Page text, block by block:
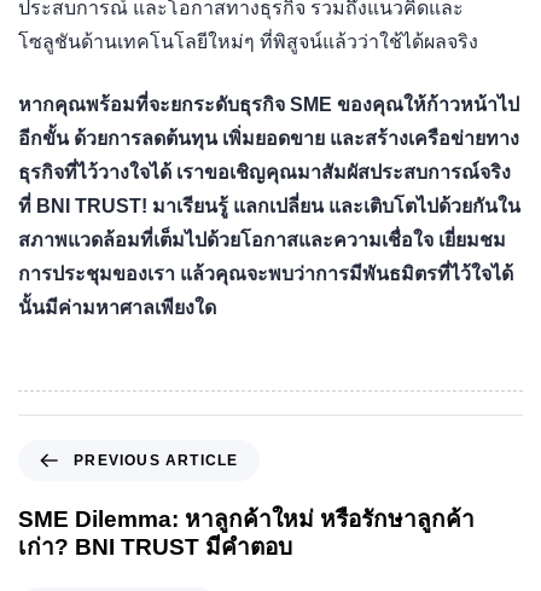
ประสบการณ์ และโอกาสทางธุรกิจ รวมถึงแนวคิดและ
โซลูชันด้านเทคโนโลยีใหม่ๆ ที่พิสูจน์แล้วว่าใช้ได้ผลจริง
หากคุณพร้อมที่จะยกระดับธุรกิจ SME ของคุณให้ก้าวหน้าไป
อีกขั้น ด้วยการลดต้นทุน เพิ่มยอดขาย และสร้างเครือข่ายทาง
ธุรกิจที่ไว้วางใจได้ เราขอเชิญคุณมาสัมผัสประสบการณ์จริง
ที่ BNI TRUST! มาเรียนรู้ แลกเปลี่ยน และเติบโตไปด้วยกันใน
สภาพแวดล้อมที่เต็มไปด้วยโอกาสและความเชื่อใจ เยี่ยมชม
การประชุมของเรา แล้วคุณจะพบว่าการมีพันธมิตรที่ไว้ใจได้
นั้นมีค่ามหาศาลเพียงใด
PREVIOUS ARTICLE
SME Dilemma: หาลูกค้าใหม่ หรือรักษาลูกค้า
เก่า? BNI TRUST มีคำตอบ